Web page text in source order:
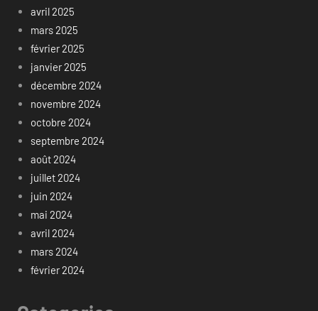
avril 2025
mars 2025
février 2025
janvier 2025
décembre 2024
novembre 2024
octobre 2024
septembre 2024
août 2024
juillet 2024
juin 2024
mai 2024
avril 2024
mars 2024
février 2024